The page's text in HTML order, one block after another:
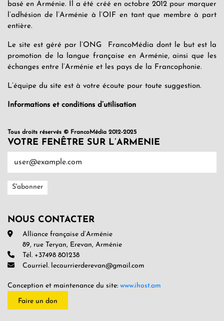
basé en Arménie. Il a été créé en octobre 2012 pour marquer
l’adhésion de l’Arménie à l’OIF en tant que membre à part
entière.
Le site est géré par l’ONG FrancoMédia dont le but est la
promotion de la langue française en Arménie, ainsi que les
échanges entre l’Arménie et les pays de la Francophonie.
L’équipe du site est à votre écoute pour toute suggestion.
Informations et conditions d’utilisation
Tous droits réservés © FrancoMédia 2012-2025
VOTRE FENÊTRE SUR L’ARMENIE
NOUS CONTACTER
Alliance française d’Arménie
89, rue Teryan, Erevan, Arménie
Tél. +37498 801238
Courriel. lecourrierderevan@gmail.com
Conception et maintenance du site: www.ihost.am
Faire un don